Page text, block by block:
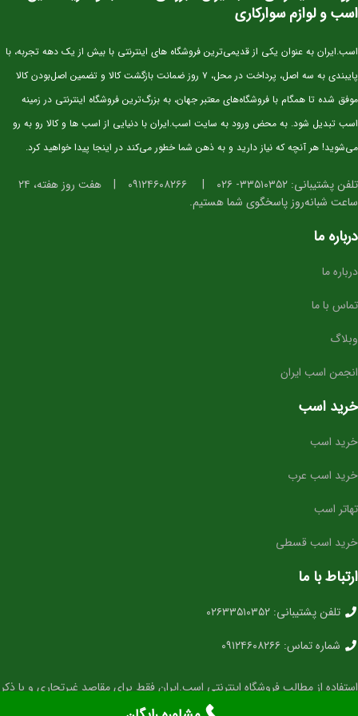
استخوان‌بندی قوی و مناسب برای کار پرشی
دست و پای خشک و تمیز، آماده ورود به مراحل آموزشی
گام‌های متعادل، ریتمیک و ایده‌آل برای آینده‌سازی
تمرکز بالا و واکنش سریع در محیط‌های جدید
ساختار بدنی استاندارد برای پرورش به سطح حرفه‌ای
⭐ مناسب برای چه افرادی؟
باشگاه‌ها و مربیانی که قصد تربیت کره‌های حرفه‌ای دارند
اسب و لوازم سوارکاری
اسب.ایران به عنوان یکی از قدیمی‌ترین فروشگاه های اینترنتی با بیش از یک دهه تجربه، با
پایبندی به سه اصل، پرداخت در محل، ۷ روز ضمانت بازگشت کالا و تضمین اصل‌بودن کالا
موفق شده تا همگام با فروشگاه‌های معتبر جهان، به بزرگ‌ترین فروشگاه اینترنتی در زمینه
اسب تبدیل شود. به محض ورود به سایت اسب.ایران با دنیایی از اسب ها و کالا رو به رو
می‌شوید! هر آنچه که نیاز دارید و به ذهن شما خطور می‌کند در اینجا پیدا خواهید کرد.
تلفن پشتیبانی: ۳۳۵۱۰۳۵۲- ۰۲۶ |
|
هفت روز هفته، ۲۴
ساعت شبانه‌روز پاسخگوی شما هستیم.
درباره ما
درباره ما
تماس با ما
وبلاگ
انجمن اسب ایران
خرید اسب
خرید اسب
خرید اسب عرب
تهاتر اسب
خرید اسب قسطی
ارتباط با ما
تلفن پشتیبانی: ۰۲۶۳۳۵۱۰۳۵۲
شماره تماس: ۰۹۱۲۴۶۰۸۲۶۶
استفاده از مطالب فروشگاه اینترنتی اسب.ایران فقط برای مقاصد غیرتجاری و با ذکر
منبع بلامانع است. کلیه حقوق این سایت متعلق به شرکت فراهم ارتباط (فروشگاه